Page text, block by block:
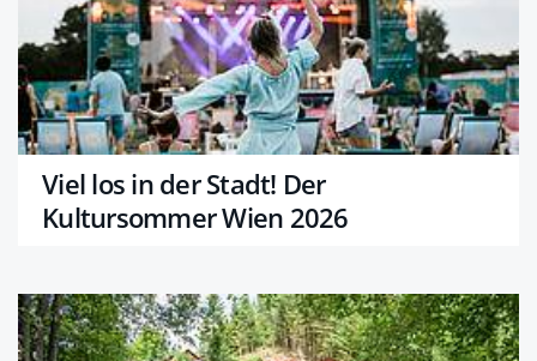
Viel los in der Stadt! Der
Kultursommer Wien 2026